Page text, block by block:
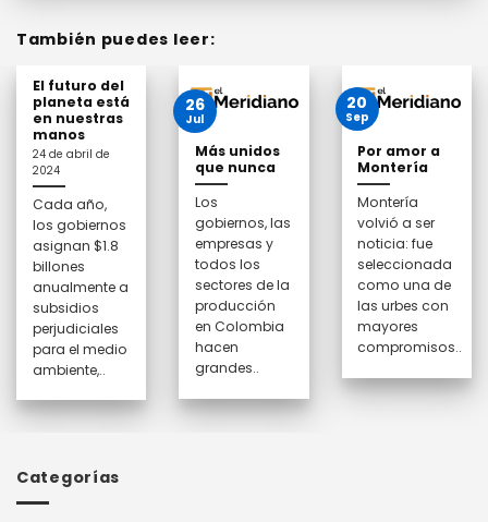
Categorías
También puedes leer:
El futuro del
planeta está
en nuestras
manos
24 de abril de
2024
Cada año,
los gobiernos
asignan $1.8
billones
anualmente a
subsidios
perjudiciales
para el medio
ambiente,..
Más unidos
que nunca
Los
gobiernos, las
empresas y
todos los
sectores de la
producción
en Colombia
hacen
grandes..
26
Jul
Por amor a
Montería
Montería
volvió a ser
noticia: fue
seleccionada
como una de
las urbes con
mayores
compromisos..
20
Sep